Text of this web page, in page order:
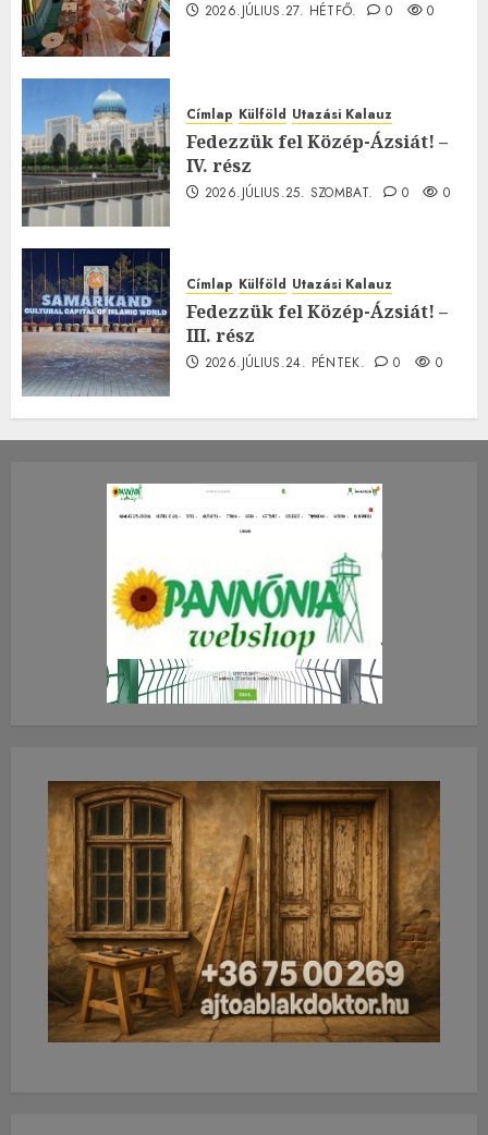
2026.JÚLIUS.27. HÉTFŐ. 0 0
Címlap Külföld Utazási Kalauz
Fedezzük fel Közép-Ázsiát! –
IV. rész
2026.JÚLIUS.25. SZOMBAT. 0 0
Címlap Külföld Utazási Kalauz
Fedezzük fel Közép-Ázsiát! –
III. rész
2026.JÚLIUS.24. PÉNTEK. 0 0